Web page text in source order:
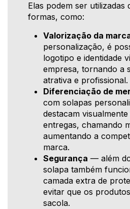
Elas podem ser utilizadas
formas, como:
Valorização da
personalização, é
logotipo e identidade
empresa, tornando a
atrativa e profissional.
Diferenciação de
com solapas
destacam
entregas, chamando
aumentando a
marca.
Segurança — além
solapa também
camada extra de
evitar que os
sacola.